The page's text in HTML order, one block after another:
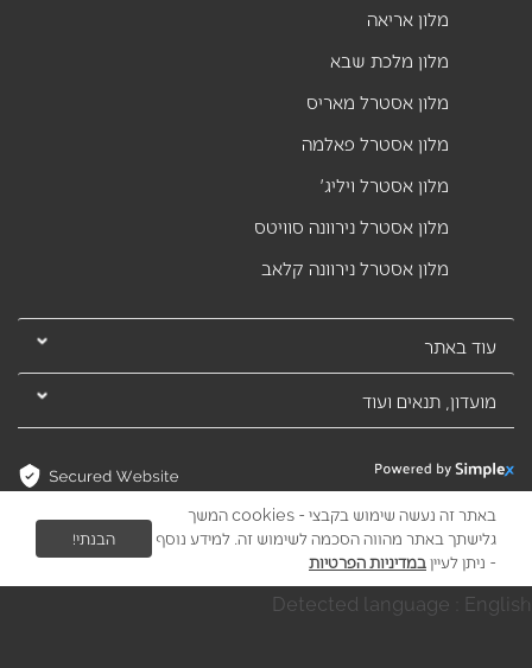
מלון אריאה
מלון מלכת שבא
מלון אסטרל מאריס
מלון אסטרל פאלמה
מלון אסטרל ויליג'
מלון אסטרל נירוונה סוויטס
מלון אסטרל נירוונה קלאב
עוד באתר
מועדון, תנאים ועוד
Detected language : English
באתר זה נעשה שימוש בקבצי - cookies המשך
גלישתך באתר מהווה הסכמה לשימוש זה. למידע נוסף
- ניתן לעייןבמדיניות הפרטיות
הבנתי!